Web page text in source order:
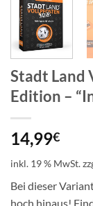
Stadt Land
Edition –
14,99€
inkl. 19 % MwSt.
Bei dieser
hoch hinaus!